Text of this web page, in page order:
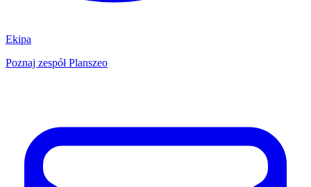
Ekipa
Poznaj zespół Planszeo